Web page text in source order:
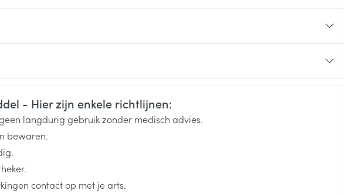
mm
- Hier zijn enkele richtlijnen:
langdurig gebruik zonder medisch advies.
bewaren.
contact op met je arts.